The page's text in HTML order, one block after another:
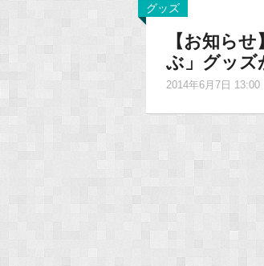
グッズ
【お知ら
ぶ」グッズ
2014年6月7日 13:00